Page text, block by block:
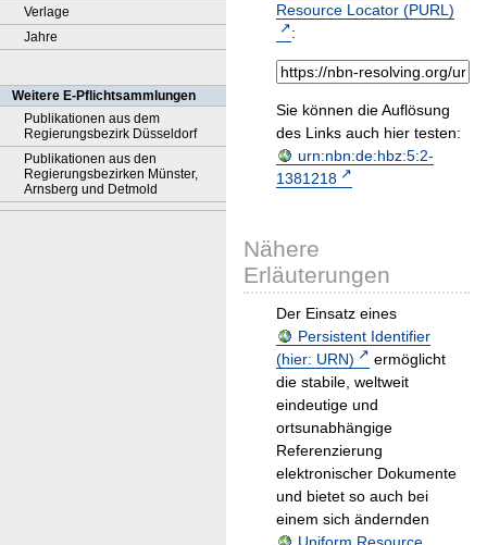
Verlage
Jahre
Weitere E-Pflichtsammlungen
Publikationen aus dem
Regierungsbezirk Düsseldorf
Publikationen aus den
Regierungsbezirken Münster,
Arnsberg und Detmold
Resource Locator (PURL)
:
Sie können die Auflösung
des Links auch hier testen:
urn:nbn:de:hbz:5:2-
1381218
Nähere
Erläuterungen
Der Einsatz eines
Persistent Identifier
(hier: URN)
ermöglicht
die stabile, weltweit
eindeutige und
ortsunabhängige
Referenzierung
elektronischer Dokumente
und bietet so auch bei
einem sich ändernden